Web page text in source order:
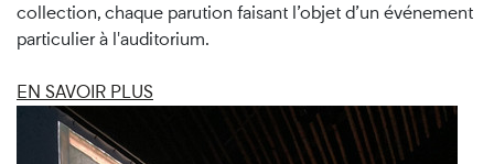
collection, chaque parution faisant l’objet d’un événement
particulier à l'auditorium.
EN SAVOIR PLUS